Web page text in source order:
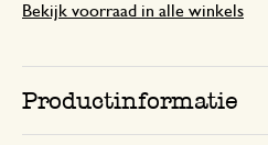
Bekijk voorraad in alle winkels
Productinformatie